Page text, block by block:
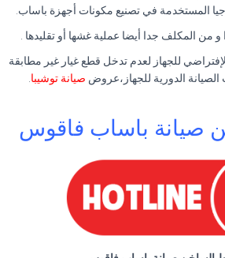
المستخدمة في تصنيع مكونات أجهزة باساب.
المكلف جدا أيضا عملية غشها أو تقليدها .
للجهاز لعدم تدخل قطع غيار غير مطابقة
الدورية للجهاز،عروض صيانة توشيبا
صيانة باساب فاقوس